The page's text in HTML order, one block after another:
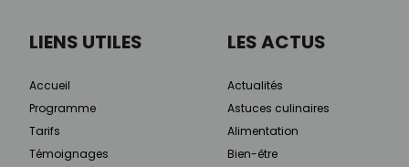
LIENS UTILES
Accueil
Programme
Tarifs
Témoignages
LES ACTUS
Actualités
Astuces culinaires
Alimentation
Bien-être